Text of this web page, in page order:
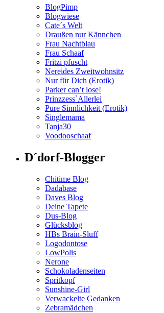
BlogPimp
Blogwiese
Cate´s Welt
Draußen nur Kännchen
Frau Nachtblau
Frau Schaaf
Fritzi pfuscht
Nereides Zweitwohnsitz
Nur für Dich (Erotik)
Parker can’t lose!
Prinzzess`Allerlei
Pure Sinnlichkeit (Erotik)
Singlemama
Tanja30
Voodooschaaf
D´dorf-Blogger
Chitime Blog
Dadabase
Daves Blog
Deine Tapete
Dus-Blog
Glücksblog
HBs Brain-Sluff
Logodontose
LowPolis
Nerone
Schokoladenseiten
Spritkopf
Sunshine-Girl
Verwackelte Gedanken
Zebramädchen